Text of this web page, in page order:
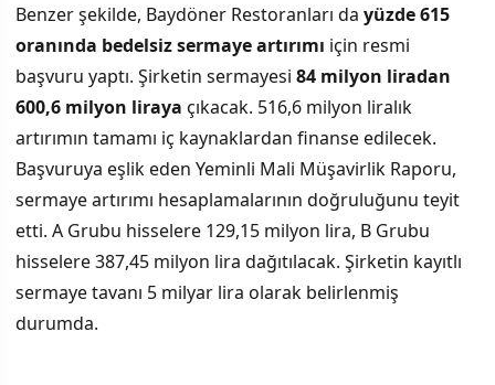
Benzer şekilde, Baydöner Restoranları da yüzde 615
oranında bedelsiz sermaye artırımı için resmi
başvuru yaptı. Şirketin sermayesi 84 milyon liradan
600,6 milyon liraya çıkacak. 516,6 milyon liralık
artırımın tamamı iç kaynaklardan finanse edilecek.
Başvuruya eşlik eden Yeminli Mali Müşavirlik Raporu,
sermaye artırımı hesaplamalarının doğruluğunu teyit
etti. A Grubu hisselere 129,15 milyon lira, B Grubu
hisselere 387,45 milyon lira dağıtılacak. Şirketin kayıtlı
sermaye tavanı 5 milyar lira olarak belirlenmiş
durumda.